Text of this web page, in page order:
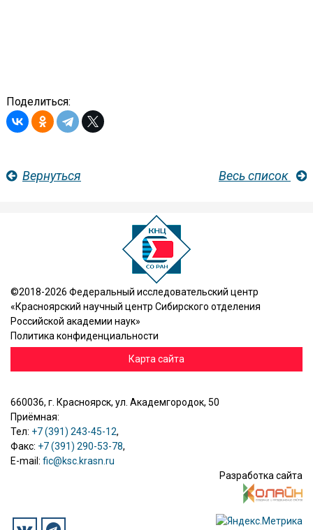
Поделиться:
Вернуться Весь список
©2018-2026 Федеральный исследовательский центр
«Красноярский научный центр Сибирского отделения
Российской академии наук»
Политика конфиденциальности
Карта сайта
660036, г. Красноярск, ул. Академгородок, 50
Приёмная:
Тел: +7 (391) 243-45-12,
Факс: +7 (391) 290-53-78,
E-mail: fic@ksc.krasn.ru
Разработка сайта